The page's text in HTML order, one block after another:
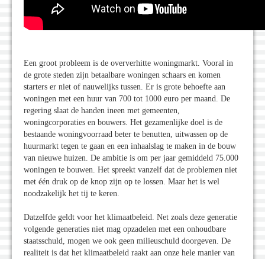
Een groot probleem is de oververhitte woningmarkt. Vooral in
de grote steden zijn betaalbare woningen schaars en komen
starters er niet of nauwelijks tussen. Er is grote behoefte aan
woningen met een huur van 700 tot 1000 euro per maand. De
regering slaat de handen ineen met gemeenten,
woningcorporaties en bouwers. Het gezamenlijke doel is de
bestaande woningvoorraad beter te benutten, uitwassen op de
huurmarkt tegen te gaan en een inhaalslag te maken in de bouw
van nieuwe huizen. De ambitie is om per jaar gemiddeld 75.000
woningen te bouwen. Het spreekt vanzelf dat de problemen niet
met één druk op de knop zijn op te lossen. Maar het is wel
noodzakelijk het tij te keren.
Datzelfde geldt voor het klimaatbeleid. Net zoals deze generatie
volgende generaties niet mag opzadelen met een onhoudbare
staatsschuld, mogen we ook geen milieuschuld doorgeven. De
realiteit is dat het klimaatbeleid raakt aan onze hele manier van